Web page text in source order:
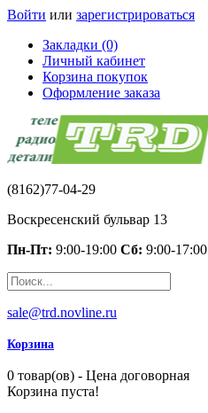
Войти или зарегистрироваться
Закладки (0)
Личный кабинет
Корзина покупок
Оформление заказа
(8162)77-04-29
Воскресенский бульвар 13
Пн-Пт: 9:00-19:00 Сб: 9:00-17:00
sale@trd.novline.ru
Корзина
0 товар(ов) - Цена договорная
Корзина пуста!